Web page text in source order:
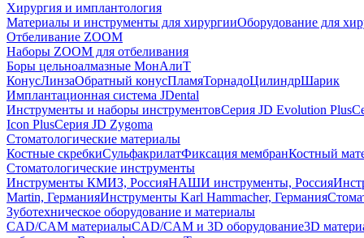
Хирургия и имплантология
Материалы и инструменты для хирургииОборудование для
Отбеливание ZOOM
Наборы ZOOM для отбеливания
Боры цельноалмазные МонАлиТ
КонусЛинзаОбратный конусПламяТорнадоЦилиндрШарик
Имплантационная система JDental
Инструменты и наборы инструментовСерия JD Evolution Plus
Icon PlusСерия JD Zygoma
Стоматологические материалы
Костные скребкиСульфакрилатФиксация мембранКостный
Стоматологические инструменты
Инструменты КМИЗ, РоссияНАШИ инструменты, Россия
Martin, ГерманияИнструменты Karl Hammacher, Германия
Зуботехническое оборудование и материалы
CAD/CAM материалыCAD/CAM и 3D оборудование3D